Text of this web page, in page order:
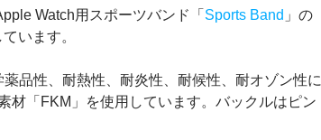
Watch用スポーツバンド「 Sports Band 」の
います。
品性、耐熱性、耐炎性、耐候性、耐オゾン性に
材「FKM」を使用しています。バックルはピン